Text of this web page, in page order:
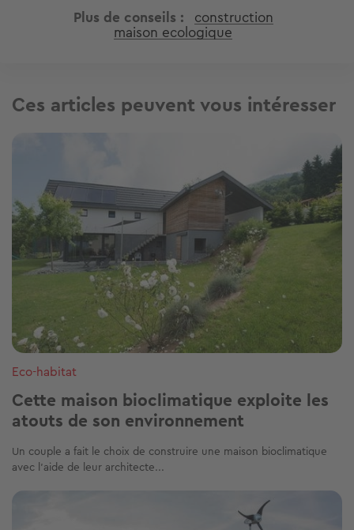
Plus de conseils construction
maison ecologique
Ces articles peuvent vous intéresser
Eco-habitat
Cette maison bioclimatique exploite les
atouts de son environnement
Un couple a fait le choix de construire une maison bioclimatique
avec l’aide de leur architecte...
Image